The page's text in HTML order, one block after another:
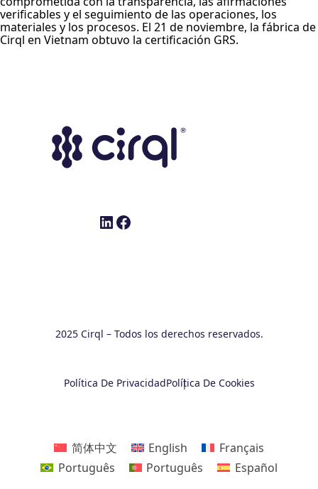
verificables y el seguimiento de las operaciones, los
materiales y los procesos. El 21 de noviembre, la fábrica de
Cirql en Vietnam obtuvo la certificación GRS.
LinkedIn
Facebook
2025 Cirql – Todos los derechos reservados.
Política De PrivacidadPolítica De Cookies
简体中文 English
Français
Português
Português Español